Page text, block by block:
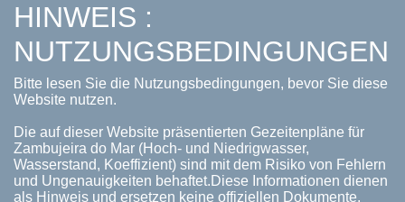
HINWEIS :
NUTZUNGSBEDINGUNGEN
Bitte lesen Sie die Nutzungsbedingungen, bevor Sie diese
Website nutzen.
Die auf dieser Website präsentierten Gezeitenpläne für
Zambujeira do Mar (Hoch- und Niedrigwasser,
Wasserstand, Koeffizient) sind mit dem Risiko von Fehlern
und Ungenauigkeiten behaftet.Diese Informationen dienen
als Hinweis und ersetzen keine offiziellen Dokumente.